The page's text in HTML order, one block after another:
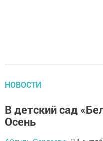
НОВОСТИ
В детский сад
Осень